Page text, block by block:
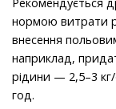
Рекомендується
нормою витрати
внесення
наприклад,
рідини — 2,5–3
год.